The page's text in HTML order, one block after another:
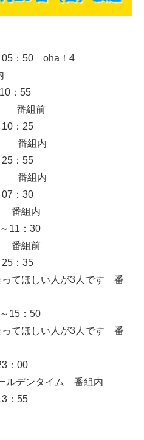
05：50 oha！4
：55
番組前
10：25
組内
25：55
組内
07：30
組内
：30
組前
25：35
ってほしい人が3人です 番
：50
ってほしい人が3人です 番
：00
ルデンタイム 番組内
：55